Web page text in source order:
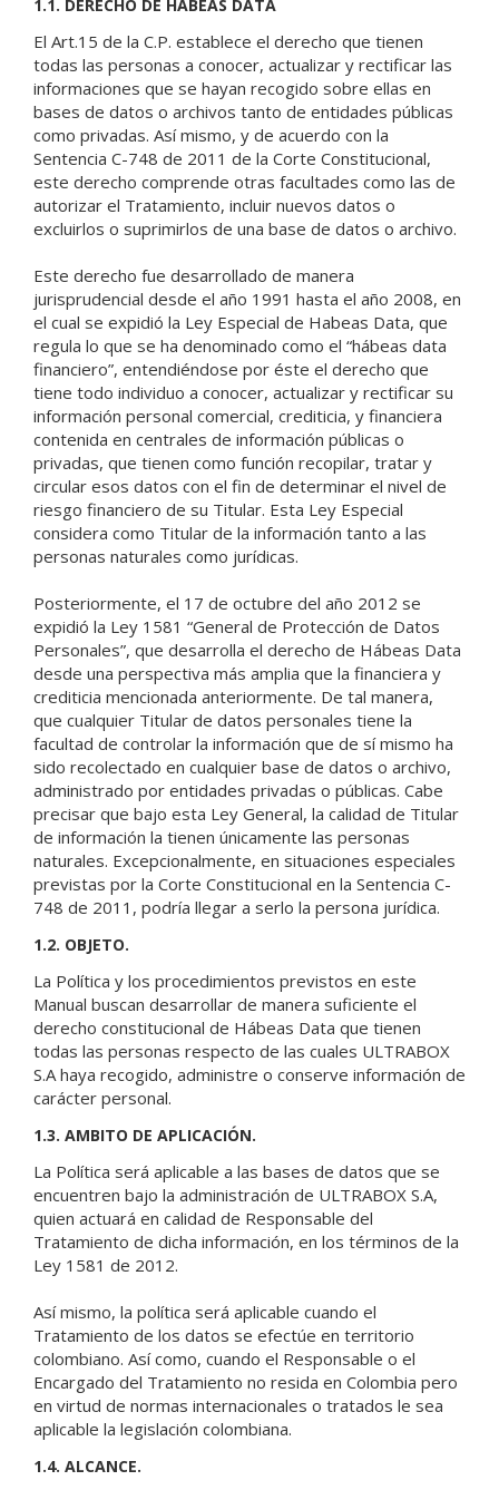
1.1. DERECHO DE HABEAS DATA
El Art.15 de la C.P. establece el derecho que tienen
todas las personas a conocer, actualizar y rectificar las
informaciones que se hayan recogido sobre ellas en
bases de datos o archivos tanto de entidades públicas
como privadas. Así mismo, y de acuerdo con la
Sentencia C-748 de 2011 de la Corte Constitucional,
este derecho comprende otras facultades como las de
autorizar el Tratamiento, incluir nuevos datos o
excluirlos o suprimirlos de una base de datos o archivo.
Este derecho fue desarrollado de manera
jurisprudencial desde el año 1991 hasta el año 2008, en
el cual se expidió la Ley Especial de Habeas Data, que
regula lo que se ha denominado como el “hábeas data
financiero”, entendiéndose por éste el derecho que
tiene todo individuo a conocer, actualizar y rectificar su
información personal comercial, crediticia, y financiera
contenida en centrales de información públicas o
privadas, que tienen como función recopilar, tratar y
circular esos datos con el fin de determinar el nivel de
riesgo financiero de su Titular. Esta Ley Especial
considera como Titular de la información tanto a las
personas naturales como jurídicas.
Posteriormente, el 17 de octubre del año 2012 se
expidió la Ley 1581 “General de Protección de Datos
Personales”, que desarrolla el derecho de Hábeas Data
desde una perspectiva más amplia que la financiera y
crediticia mencionada anteriormente. De tal manera,
que cualquier Titular de datos personales tiene la
facultad de controlar la información que de sí mismo ha
sido recolectado en cualquier base de datos o archivo,
administrado por entidades privadas o públicas. Cabe
precisar que bajo esta Ley General, la calidad de Titular
de información la tienen únicamente las personas
naturales. Excepcionalmente, en situaciones especiales
previstas por la Corte Constitucional en la Sentencia C-
748 de 2011, podría llegar a serlo la persona jurídica.
1.2. OBJETO.
La Política y los procedimientos previstos en este
Manual buscan desarrollar de manera suficiente el
derecho constitucional de Hábeas Data que tienen
todas las personas respecto de las cuales ULTRABOX
S.A haya recogido, administre o conserve información de
carácter personal.
1.3. AMBITO DE APLICACIÓN.
La Política será aplicable a las bases de datos que se
encuentren bajo la administración de ULTRABOX S.A,
quien actuará en calidad de Responsable del
Tratamiento de dicha información, en los términos de la
Ley 1581 de 2012.
Así mismo, la política será aplicable cuando el
Tratamiento de los datos se efectúe en territorio
colombiano. Así como, cuando el Responsable o el
Encargado del Tratamiento no resida en Colombia pero
en virtud de normas internacionales o tratados le sea
aplicable la legislación colombiana.
1.4. ALCANCE.